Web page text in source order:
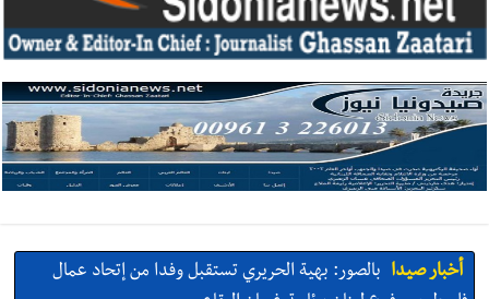
أخبار صيدا بالصور: بهية الحريري تستقبل وفدا من إتحاد عمال